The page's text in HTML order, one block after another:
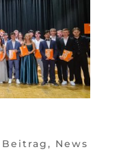
Beitrag, News